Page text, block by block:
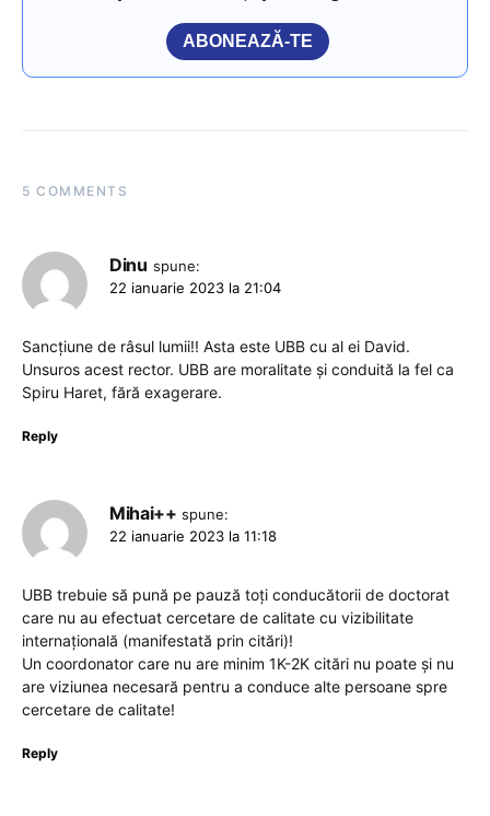
ABONEAZĂ-TE
5 COMMENTS
Dinu spune:
22 ianuarie 2023 la 21:04
Sancțiune de râsul lumii!! Asta este UBB cu al ei David.
Unsuros acest rector. UBB are moralitate și conduită la fel ca
Spiru Haret, fără exagerare.
Reply
Mihai++ spune:
22 ianuarie 2023 la 11:18
UBB trebuie să pună pe pauză toți conducătorii de doctorat
care nu au efectuat cercetare de calitate cu vizibilitate
internațională (manifestată prin citări)!
Un coordonator care nu are minim 1K-2K citări nu poate și nu
are viziunea necesară pentru a conduce alte persoane spre
cercetare de calitate!
Reply